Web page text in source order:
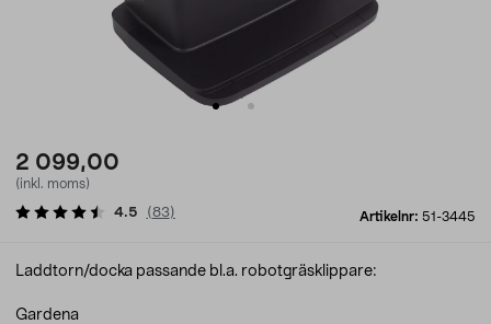
2 099,00
(inkl. moms)
Artikelnr: 51-3445
4.5 (83)
Laddtorn/docka passande bl.a. robotgräsklippare:
Gardena